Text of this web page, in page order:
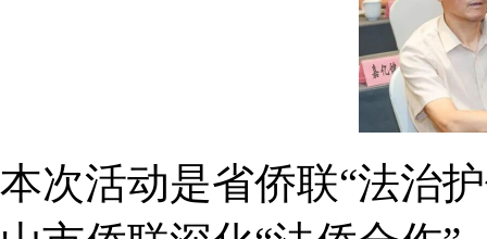
本次活动是省侨联“法治